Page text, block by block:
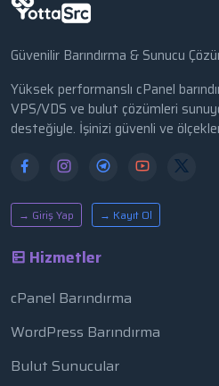
Güvenilir Barındırma & Sunucu
Yüksek performanslı cPanel
VPS/VDS ve bulut çözümleri
desteğiyle. İşinizi güvenli ve
→ Giriş Yap → Kayıt Ol
Hizmetler
cPanel Barındırma
WordPress Barındırma
Bulut Sunucular